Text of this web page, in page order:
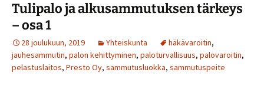
Tulipalo ja alkusammutuksen tärkeys
– osa 1
28 joulukuun, 2019 Yhteiskunta häkävaroitin,
jauhesammutin, palon kehittyminen, paloturvallisuus, palovaroitin,
pelastuslaitos, Presto Oy, sammutusluokka, sammutuspeite